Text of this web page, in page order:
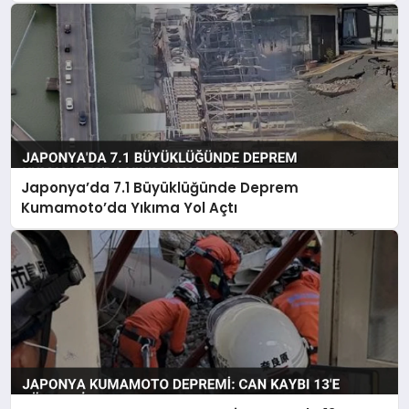
Japonya’da 7.1 Büyüklüğünde Deprem
Kumamoto’da Yıkıma Yol Açtı